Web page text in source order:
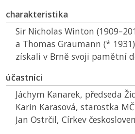
charakteristika
Sir Nicholas Winton
a Thomas Graumann (*
získali v Brně svoji pamětní
účastníci
Jáchym Kanarek, předseda
Karin Karasová, starostka MČ
Jan Ostrčil, Církev